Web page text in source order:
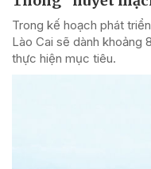
Trong kế hoạch phát
Lào Cai sẽ dành khoảng
thực hiện mục tiêu.